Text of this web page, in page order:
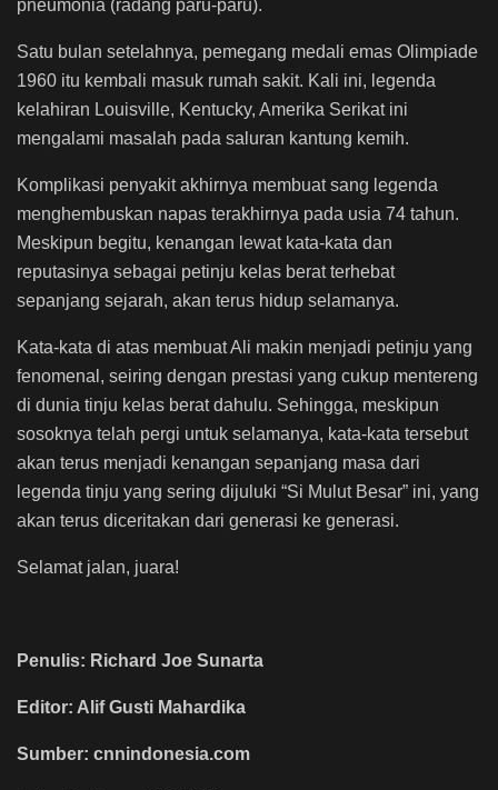
pneumonia (radang paru-paru).
Satu bulan setelahnya, pemegang medali emas Olimpiade
1960 itu kembali masuk rumah sakit. Kali ini, legenda
kelahiran Louisville, Kentucky, Amerika Serikat ini
mengalami masalah pada saluran kantung kemih.
Komplikasi penyakit akhirnya membuat sang legenda
menghembuskan napas terakhirnya pada usia 74 tahun.
Meskipun begitu, kenangan lewat kata-kata dan
reputasinya sebagai petinju kelas berat terhebat
sepanjang sejarah, akan terus hidup selamanya.
Kata-kata di atas membuat Ali makin menjadi petinju yang
fenomenal, seiring dengan prestasi yang cukup mentereng
di dunia tinju kelas berat dahulu. Sehingga, meskipun
sosoknya telah pergi untuk selamanya, kata-kata tersebut
akan terus menjadi kenangan sepanjang masa dari
legenda tinju yang sering dijuluki “Si Mulut Besar” ini, yang
akan terus diceritakan dari generasi ke generasi.
Selamat jalan, juara!
Penulis: Richard Joe Sunarta
Editor: Alif Gusti Mahardika
Sumber: cnnindonesia.com